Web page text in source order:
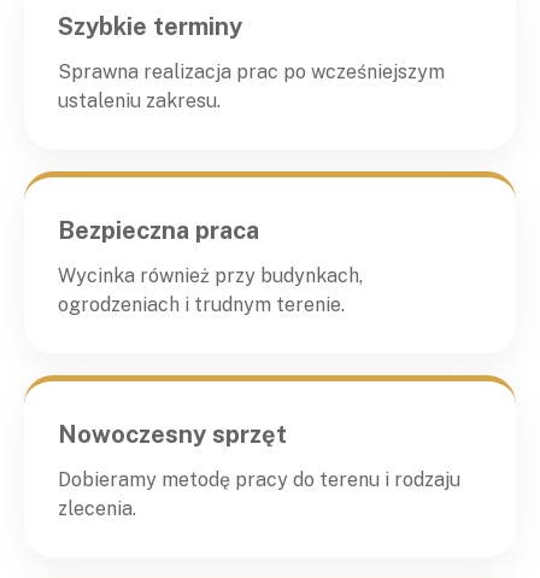
Szybkie terminy
Sprawna realizacja prac po wcześniejszym
ustaleniu zakresu.
Bezpieczna praca
Wycinka również przy budynkach,
ogrodzeniach i trudnym terenie.
Nowoczesny sprzęt
Dobieramy metodę pracy do terenu i rodzaju
zlecenia.